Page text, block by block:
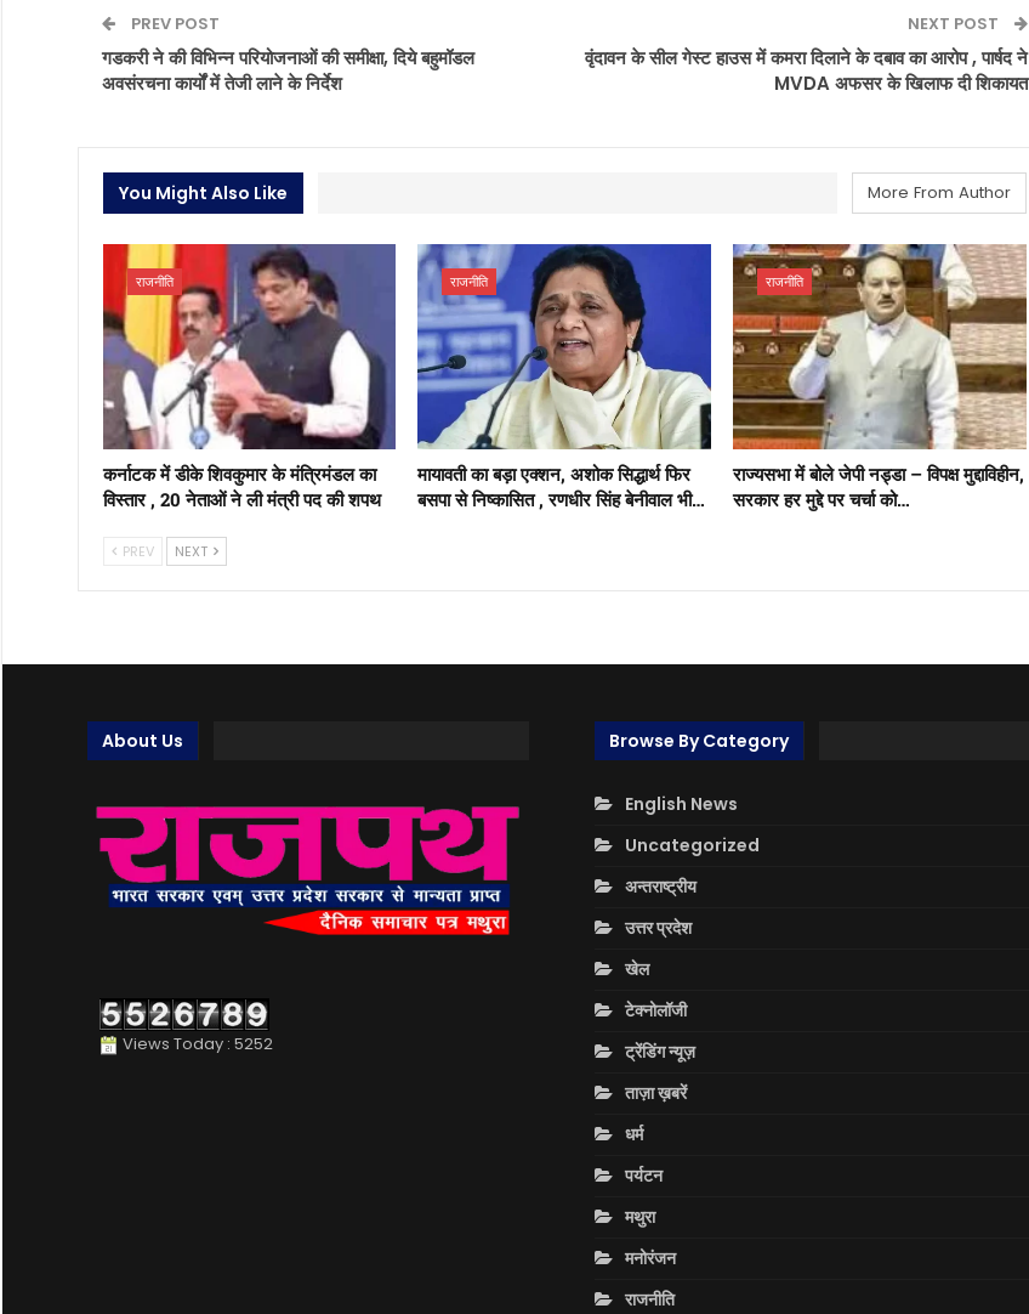
PREV POST
गडकरी ने की विभिन्न परियोजनाओं की समीक्षा, दिये बहुमॉडल
अवसंरचना कार्यों में तेजी लाने के निर्देश
NEXT POST
वृंदावन के सील गेस्ट हाउस में कमरा दिलाने के दबाव का आरोप , पार्षद ने
MVDA अफसर के खिलाफ दी शिकायत
You Might Also Like More From Author
राजनीति
कर्नाटक में डीके शिवकुमार के मंत्रिमंडल का
विस्तार , 20 नेताओं ने ली मंत्री पद की शपथ
राजनीति
मायावती का बड़ा एक्शन, अशोक सिद्धार्थ फिर
बसपा से निष्कासित , रणधीर सिंह बेनीवाल भी…
राजनीति
राज्यसभा में बोले जेपी नड्डा – विपक्ष मुद्दाविहीन,
सरकार हर मुद्दे पर चर्चा को…
PREV NEXT
About Us
Views Today : 5252
Browse By Category
English News
Uncategorized
अन्तराष्ट्रीय
उत्तर प्रदेश
खेल
टेक्नोलॉजी
ट्रेंडिंग न्यूज़
ताज़ा ख़बरें
धर्म
पर्यटन
मथुरा
मनोरंजन
राजनीति